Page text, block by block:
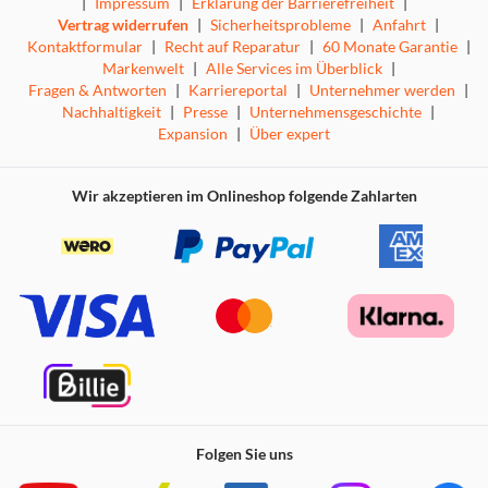
Geschehen.
Anti-Reflection & Glare-Free
Keine Reflexionen, keine Ablenkung
Genieße all deine Lieblingsfilme und -spiele ohne
Störungen. Die Anti-Reflection & Glare-Free Technologie
Schatten-Details und Farbgenauigkeit – so bleiben Szenen
in jeder Umgebung klar und deutlich.
Vertrag widerrufen | Sicherheitsprobleme | Anfahrt |
Kontaktformular | Recht auf Reparatur | 60 Monate Garantie |
Markenwelt | Alle Services im Überblick |
Fragen & Antworten | Karriereportal | Unternehmer werden |
Nachhaltigkeit | Presse | Unternehmensgeschichte |
Expansion | Über expert
Wir akzeptieren im Onlineshop folgende Zahlarten
Folgen Sie uns